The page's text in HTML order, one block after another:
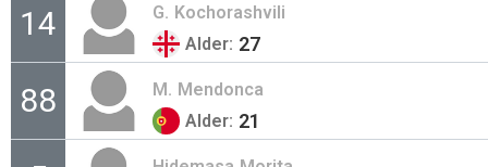
14 G. Kochorashvili
Alder: 27
88 M. Mendonca
Alder: 21